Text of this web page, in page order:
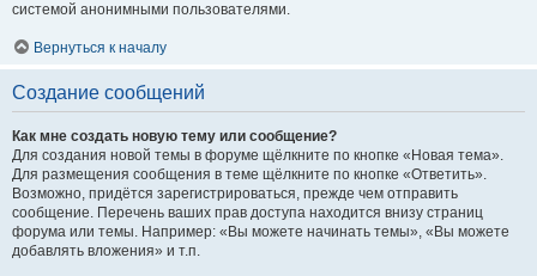
системой анонимными пользователями.
Вернуться к началу
Создание сообщений
Как мне создать новую тему или сообщение?
Для создания новой темы в форуме щёлкните по кнопке «Новая тема».
Для размещения сообщения в теме щёлкните по кнопке «Ответить».
Возможно, придётся зарегистрироваться, прежде чем отправить
сообщение. Перечень ваших прав доступа находится внизу страниц
форума или темы. Например: «Вы можете начинать темы», «Вы можете
добавлять вложения» и т.п.